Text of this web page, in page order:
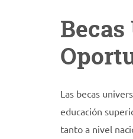
Las becas
educación
tanto a nivel